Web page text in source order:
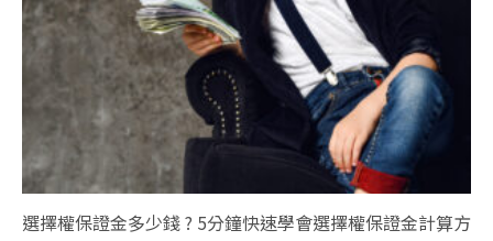
選擇權保證金多少錢 ? 5分鐘快速學會選擇權保證金計算方